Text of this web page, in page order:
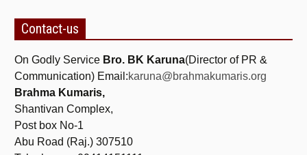
Contact-us
On Godly Service Bro. BK Karuna(Director of PR &
Communication) Email:karuna@brahmakumaris.org
Brahma Kumaris,
Shantivan Complex,
Post box No-1
Abu Road (Raj.) 307510